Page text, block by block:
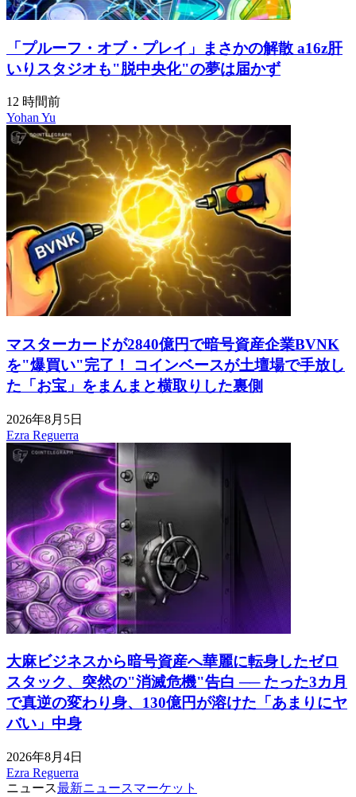
「プルーフ・オブ・プレイ」まさかの解散 a16z肝
いりスタジオも"脱中央化"の夢は届かず
12 時間前
Yohan Yu
マスターカードが2840億円で暗号資産企業BVNK
を"爆買い"完了！ コインベースが土壇場で手放し
た「お宝」をまんまと横取りした裏側
2026年8月5日
Ezra Reguerra
大麻ビジネスから暗号資産へ華麗に転身したゼロ
スタック、突然の"消滅危機"告白 ── たった3カ月
で真逆の変わり身、130億円が溶けた「あまりにヤ
バい」中身
2026年8月4日
Ezra Reguerra
ニュース最新ニュースマーケット